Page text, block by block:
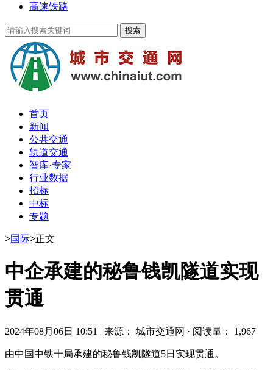
高速铁路
首页
新闻
公共交通
轨道交通
智库·专家
行业数据
招标
中标
专题
>国际>正文
中企承建的秘鲁钱凯隧道实现
贯通
2024年08月06日 10:51 | 来源： 城市交通网 · 阅读量： 1,967
由中国中铁十局承建的秘鲁钱凯隧道5日实现贯通。